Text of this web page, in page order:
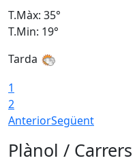
T.Màx: 35°
T.Min: 19°
Tarda
1
2
AnteriorSegüent
Plànol / Carrers